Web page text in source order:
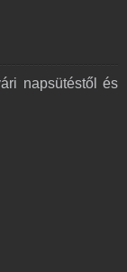
napsütéstől és